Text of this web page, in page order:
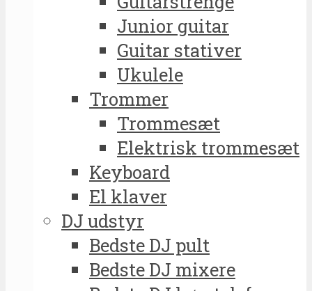
Junior guitar
Guitar stativer
Ukulele
Trommer
Trommesæt
Elektrisk trommesæt
Keyboard
El klaver
DJ udstyr
Bedste DJ pult
Bedste DJ mixere